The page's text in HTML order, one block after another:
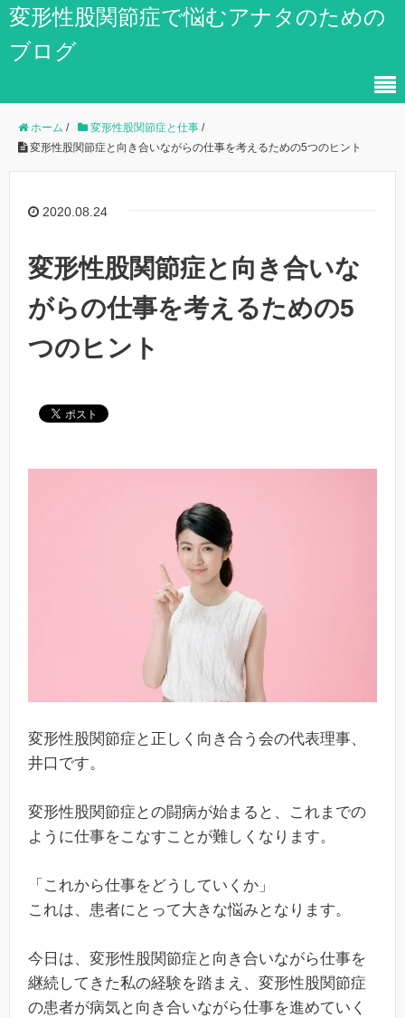
変形性股関節症で悩むアナタのための
ブログ
ホーム / 変形性股関節症と仕事 /
変形性股関節症と向き合いながらの仕事を考えるための5つのヒント
2020.08.24
変形性股関節症と向き合いな
がらの仕事を考えるための5
つのヒント
変形性股関節症と正しく向き合う会の代表理事、
井口です。
変形性股関節症との闘病が始まると、これまでの
ように仕事をこなすことが難しくなります。
「これから仕事をどうしていくか」
これは、患者にとって大きな悩みとなります。
今日は、変形性股関節症と向き合いながら仕事を
継続してきた私の経験を踏まえ、変形性股関節症
の患者が病気と向き合いながら仕事を進めていく